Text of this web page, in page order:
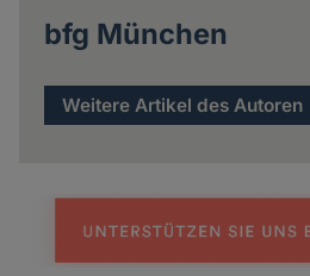
bfg München
Weitere Artikel des Autoren